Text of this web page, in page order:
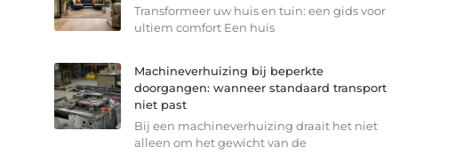
Transformeer uw huis en tuin: een gids voor
ultiem comfort Een huis
Machineverhuizing bij beperkte
doorgangen: wanneer standaard transport
niet past
Bij een machineverhuizing draait het niet
alleen om het gewicht van de